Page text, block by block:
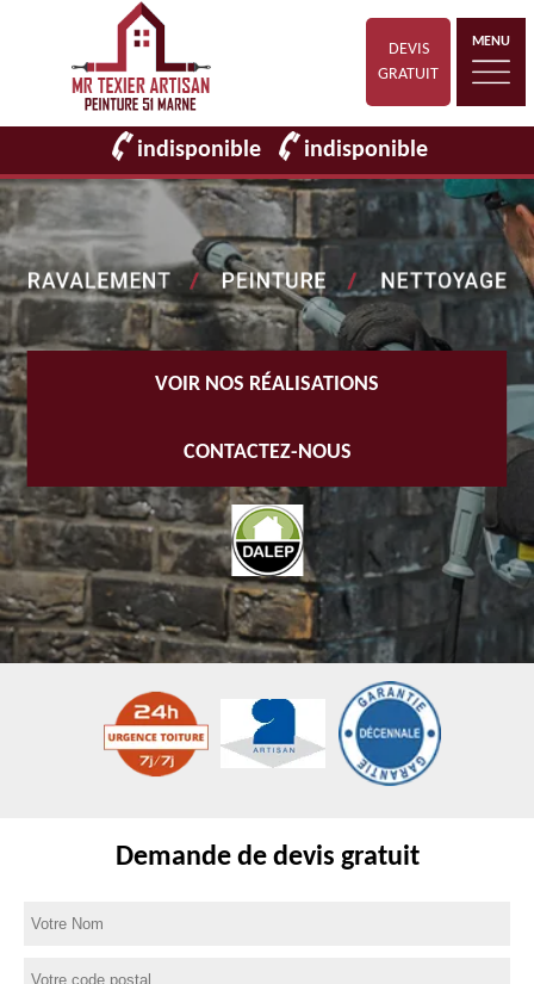
DEVIS
GRATUIT
MENU
indisponible indisponible
VOIR NOS RÉALISATIONS
CONTACTEZ-NOUS
Demande de devis gratuit